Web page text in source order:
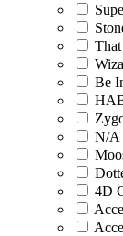
Be
N/A
4D